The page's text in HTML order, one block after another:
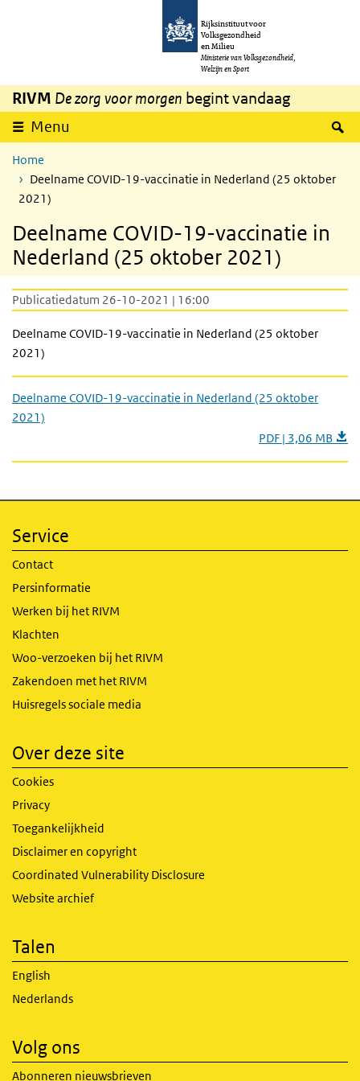
Overslaan en naar de inhoud gaan
Rijksinstituut voor
Volksgezondheid
en Milieu
Ministerie van Volksgezondheid,
Welzijn en Sport
RIVM De zorg voor morgen begint vandaag
Menu
Home
Deelname COVID-19-vaccinatie in Nederland (25 oktober
2021)
Deelname COVID-19-vaccinatie in
Nederland (25 oktober 2021)
Publicatiedatum 26-10-2021 | 16:00
Deelname COVID-19-vaccinatie in Nederland (25 oktober
2021)
Deelname COVID-19-vaccinatie in Nederland (25 oktober
2021)
PDF | 3,06 MB
Service
Contact
Persinformatie
Werken bij het RIVM
Klachten
Woo-verzoeken bij het RIVM
Zakendoen met het RIVM
Huisregels sociale media
Over deze site
Cookies
Privacy
Toegankelijkheid
Disclaimer en copyright
Coordinated Vulnerability Disclosure
Website archief
Talen
English
Nederlands
Volg ons
Abonneren nieuwsbrieven